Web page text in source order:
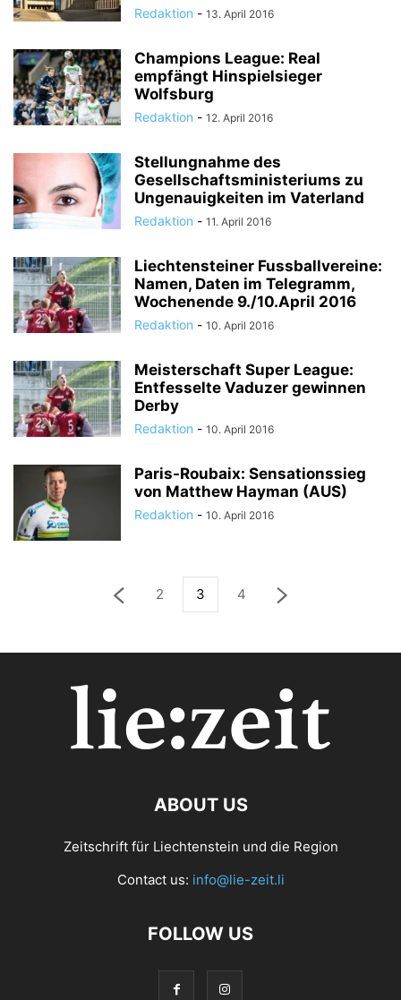
Redaktion - 13. April 2016
Champions League: Real
empfängt Hinspielsieger
Wolfsburg
Redaktion - 12. April 2016
Stellungnahme des
Gesellschaftsministeriums zu
Ungenauigkeiten im Vaterland
Redaktion - 11. April 2016
Liechtensteiner Fussballvereine:
Namen, Daten im Telegramm,
Wochenende 9./10.April 2016
Redaktion - 10. April 2016
Meisterschaft Super League:
Entfesselte Vaduzer gewinnen
Derby
Redaktion - 10. April 2016
Paris-Roubaix: Sensationssieg
von Matthew Hayman (AUS)
Redaktion - 10. April 2016
2 3 4
ABOUT US
Zeitschrift für Liechtenstein und die Region
Contact us: info@lie-zeit.li
FOLLOW US